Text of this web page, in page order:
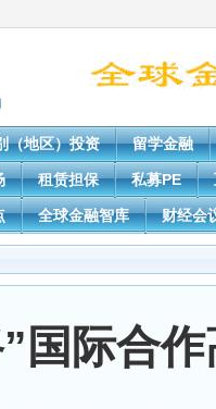
（地区）投资 留学金融
租赁担保 私募PE
全球金融智库 财经会
国际合